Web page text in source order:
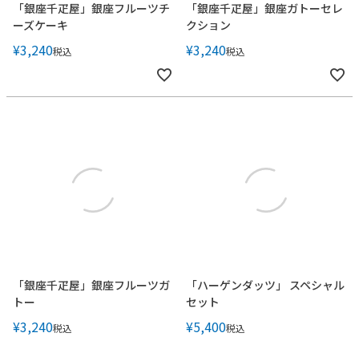
「銀座千疋屋」銀座フルーツチ
ーズケーキ
¥3,240税込
「銀座千疋屋」銀座ガトーセレ
クション
¥3,240税込
「銀座千疋屋」銀座フルーツガ
トー
¥3,240税込
「ハーゲンダッツ」 スペシャル
セット
¥5,400税込